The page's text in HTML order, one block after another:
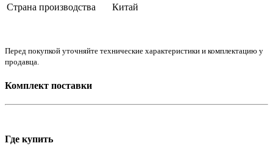
Страна производства
Китай
Перед покупкой уточняйте технические характеристики и комплектацию у
продавца.
Комплект поставки
Где купить